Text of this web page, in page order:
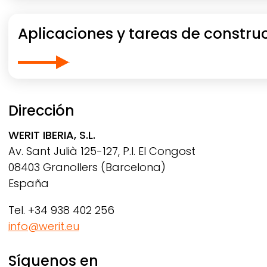
Aplicaciones y tareas de
Dirección
WERIT IBERIA, S.L.
Av. Sant Julià 125-127, P.I. El Congost
08403 Granollers (Barcelona)
España
Tel. +34 938 402 256
info@werit.eu
Síguenos en